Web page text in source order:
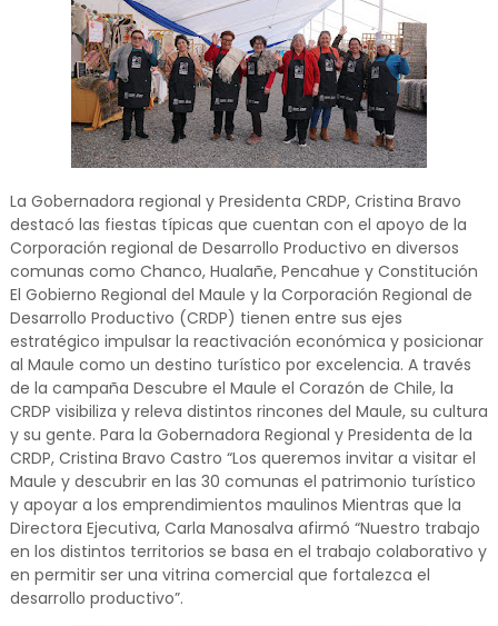
La Gobernadora regional y Presidenta CRDP, Cristina Bravo
destacó las fiestas típicas que cuentan con el apoyo de la
Corporación regional de Desarrollo Productivo en diversos
comunas como Chanco, Hualañe, Pencahue y Constitución
El Gobierno Regional del Maule y la Corporación Regional de
Desarrollo Productivo (CRDP) tienen entre sus ejes
estratégico impulsar la reactivación económica y posicionar
al Maule como un destino turístico por excelencia. A través
de la campaña Descubre el Maule el Corazón de Chile, la
CRDP visibiliza y releva distintos rincones del Maule, su cultura
y su gente. Para la Gobernadora Regional y Presidenta de la
CRDP, Cristina Bravo Castro “Los queremos invitar a visitar el
Maule y descubrir en las 30 comunas el patrimonio turístico
y apoyar a los emprendimientos maulinos Mientras que la
Directora Ejecutiva, Carla Manosalva afirmó “Nuestro trabajo
en los distintos territorios se basa en el trabajo colaborativo y
en permitir ser una vitrina comercial que fortalezca el
desarrollo productivo”.